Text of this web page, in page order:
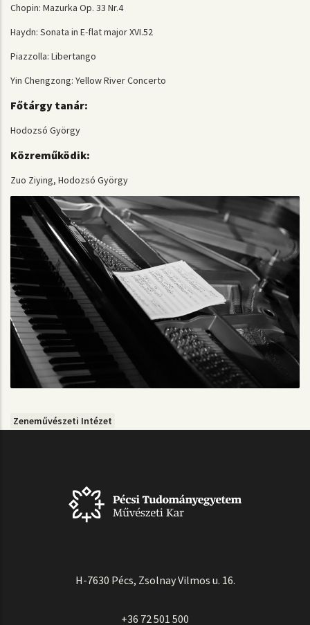
Chopin: Mazurka Op. 33 Nr.4
Haydn: Sonata in E-flat major XVI.52
Piazzolla: Libertango
Yin Chengzong: Yellow River Concerto
Főtárgy tanár:
Hodozsó György
Közreműködik:
Zuo Ziying, Hodozsó György
Zeneművészeti Intézet
H-7630 Pécs, Zsolnay Vilmos u. 16.
+36 72 501 500